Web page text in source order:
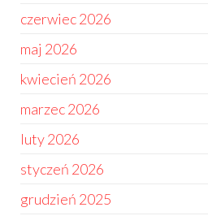
czerwiec 2026
maj 2026
kwiecień 2026
marzec 2026
luty 2026
styczeń 2026
grudzień 2025